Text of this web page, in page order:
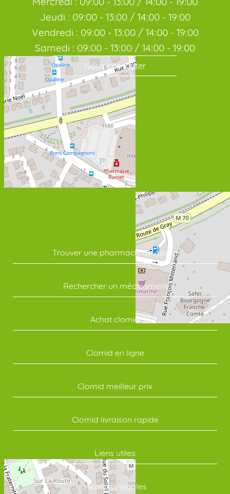
Trouver une pharmacie de garde
Rechercher un médicament
Achat clomid
Clomid en ligne
Clomid meilleur prix
Clomid livraison rapide
Liens utiles
Mentions légales
Jeudi : 09:00 - 13:00 / 14:00 - 19:00
Vendredi : 09:00 - 13:00 / 14:00 - 19:00
Samedi : 09:00 - 13:00 / 14:00 - 19:00
Nous contacter